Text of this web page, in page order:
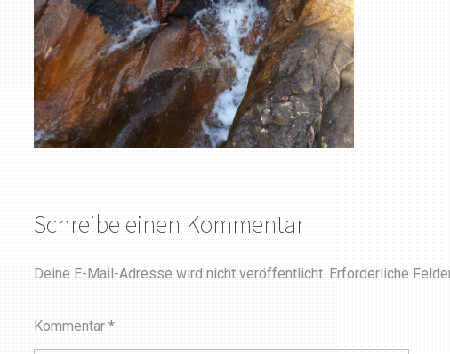
Schreibe einen Kommentar
Deine E-Mail-Adresse wird nicht veröffentlicht. Erforderliche
Kommentar *